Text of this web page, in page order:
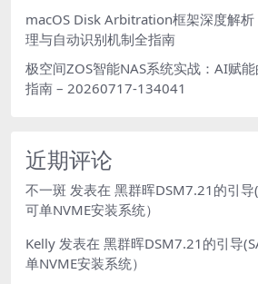
macOS Disk Arbitration框架深度解析
理与自动识别机制全指南
极空间ZOS智能NAS系统实战：AI赋
指南 – 20260717-134041
近期评论
不一斑 发表在 黑群晖DSM7.21的引
可单NVME安装系统）
Kelly 发表在 黑群晖DSM7.21的引导
单NVME安装系统）